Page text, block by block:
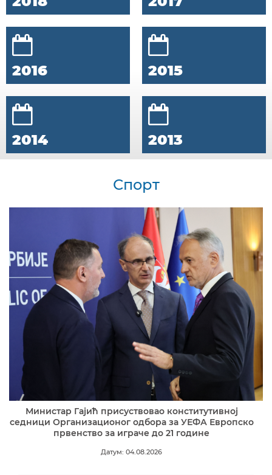
2016 2015
2014 2013
Спорт
Министар Гајић присуствовао конститутивној
седници Организационог одбора за УЕФА Европско
првенство за играче до 21 године
Датум: 04.08.2026